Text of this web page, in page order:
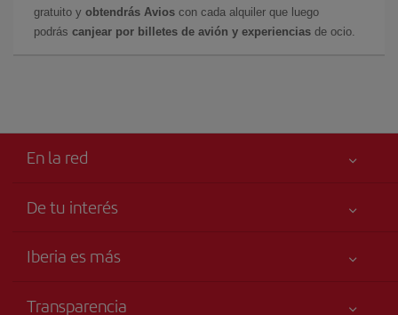
gratuito y obtendrás Avios con cada alquiler que luego
podrás canjear por billetes de avión y experiencias de ocio.
En la red
De tu interés
Accesibilidad
Iberia es más
Transparencia